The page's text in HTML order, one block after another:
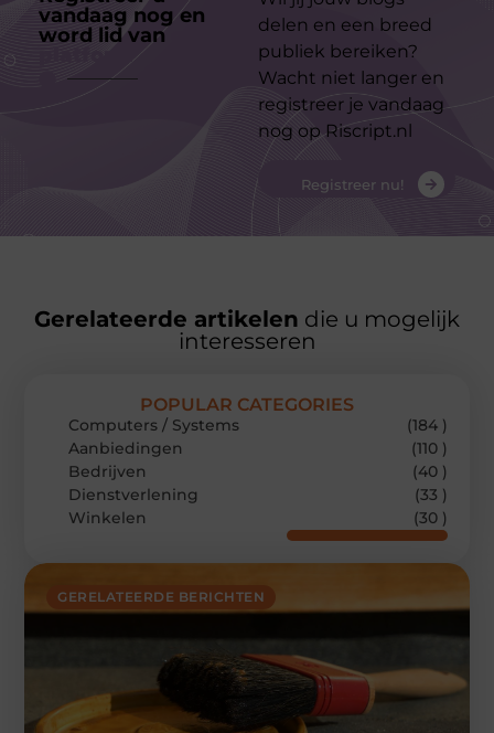
vandaag nog en
word lid van
delen en een breed
publiek bereiken?
Wacht niet langer en
registreer je vandaag
nog op Riscript.nl
Registreer nu!
Gerelateerde artikelen die u mogelijk
interesseren
GERELATEERDE BERICHTEN
POPULAR CATEGORIES
Computers / Systems
(184 )
Aanbiedingen
(110 )
Bedrijven
(40 )
Dienstverlening
(33 )
Winkelen
(30 )